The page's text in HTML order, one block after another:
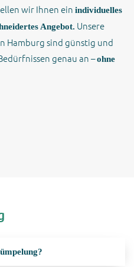
wir Ihnen ein individuelles
Angebot. Unsere
Hamburg sind günstig und
genau an –ohne